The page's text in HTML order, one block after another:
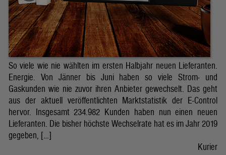
So viele wie nie wählten im ersten Halbjahr neuen Lieferanten.
Energie. Von Jänner bis Juni haben so viele Strom- und
Gaskunden wie nie zuvor ihren Anbieter gewechselt. Das geht
aus der aktuell veröffentlichten Marktstatistik der E-Control
hervor. Insgesamt 234.982 Kunden haben nun einen neuen
Lieferanten. Die bisher höchste Wechselrate hat es im Jahr 2019
gegeben, […]
Kurier